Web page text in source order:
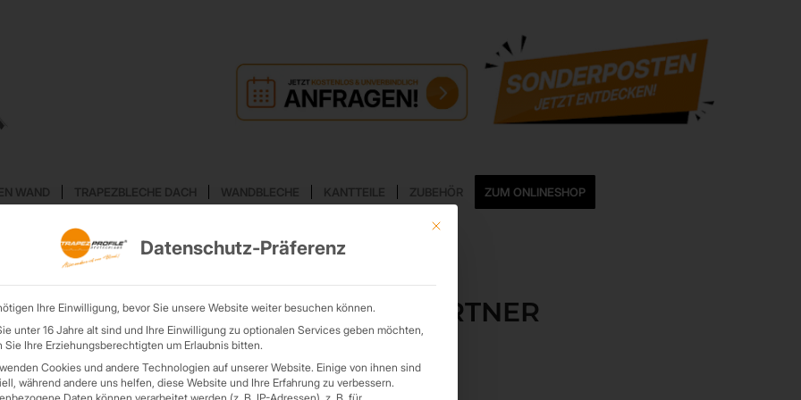
WAND TRAPEZBLECHE DACH WANDBLECHE KANTTEILE ZUBEHÖR ZUM ONLINESHOP
FÜR:ANSPRECHPARTNER
Mit diesem Button wird der Dialog geschlossen. Seine Funktionalität ist
Datenschutz-Präferenz
Ihre Einwilligung, bevor Sie unsere Website weiter besuchen können.
unter 16 Jahre alt sind und Ihre Einwilligung zu optionalen Services geben möchten,
Sie Ihre Erziehungsberechtigten um Erlaubnis bitten.
Cookies und andere Technologien auf unserer Website. Einige von ihnen sind
während andere uns helfen, diese Website und Ihre Erfahrung zu verbessern.
Daten können verarbeitet werden (z. B. IP-Adressen), z. B. für